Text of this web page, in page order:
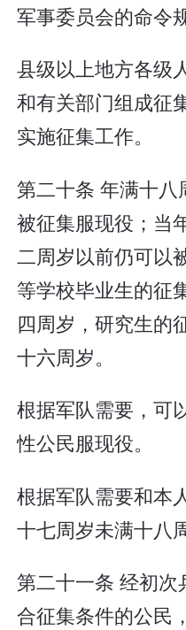
军事委员会的命令
县级以上地方各级
和有关部门组成征
实施征集工作。
第二十条 年满十八
被征集服现役；当
二周岁以前仍可以
等学校毕业生的征
四周岁，研究生的
十六周岁。
根据军队需要，可
性公民服现役。
根据军队需要和本
十七周岁未满十八
第二十一条 经初
合征集条件的公民